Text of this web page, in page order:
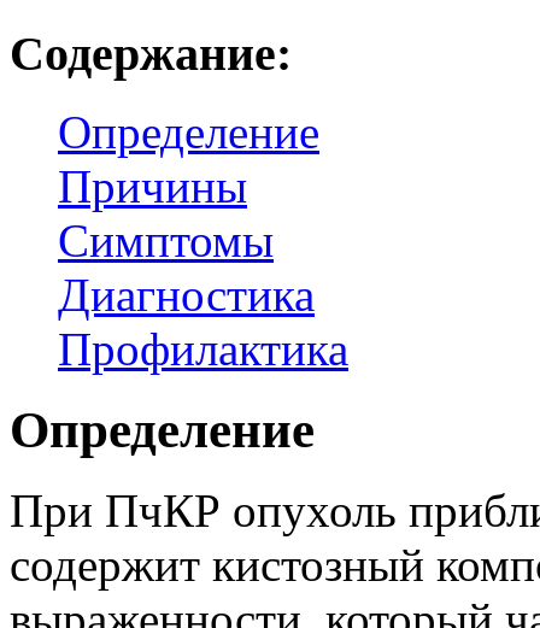
Содержание:
Определение
Причины
Симптомы
Диагностика
Профилактика
Определение
При ПчКР опухоль
содержит кистозный